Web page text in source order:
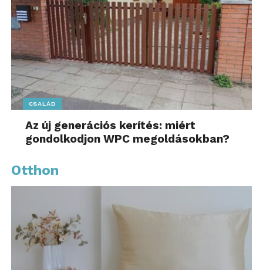
CSALÁD
Az új generációs kerítés: miért
gondolkodjon WPC megoldásokban?
Otthon